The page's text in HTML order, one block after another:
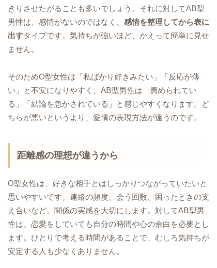
きりさせたがることも多いでしょう。それに対してAB型
男性は、感情がないのではなく、 感情を整理してから表に
出すタイプです。気持ちが強いほど、かえって簡単に見せ
ません。
そのためO型女性は「私ばかり好きみたい」「反応が薄
い」と不安になりやすく、AB型男性は「責められてい
る」「結論を急かされている」と感じやすくなります。ど
ちらが悪いというより、愛情の表現方法が違うのです。
距離感の理想が違うから
O型女性は、好きな相手とはしっかりつながっていたいと
思いやすいです。連絡の頻度、会う回数、困ったときの支
え合いなど、関係の実感を大切にします。対してAB型男
性は、恋愛をしていても自分の時間や心の余白を必要とし
ます。ひとりで考える時間があることで、むしろ気持ちが
安定する人も少なくありません。